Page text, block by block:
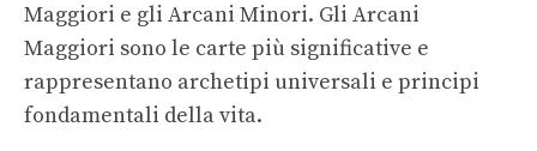
Maggiori e gli Arcani Minori. Gli Arcani
Maggiori sono le carte più significative e
rappresentano archetipi universali e principi
fondamentali della vita.